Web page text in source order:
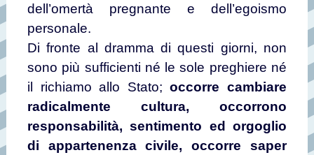
dell’omertà pregnante e dell’egoismo
personale.
Di fronte al dramma di questi giorni, non
sono più sufficienti né le sole preghiere né
il richiamo allo Stato;occorre cambiare
radicalmente cultura, occorrono
responsabilità, sentimento ed orgoglio
di appartenenza civile, occorre saper